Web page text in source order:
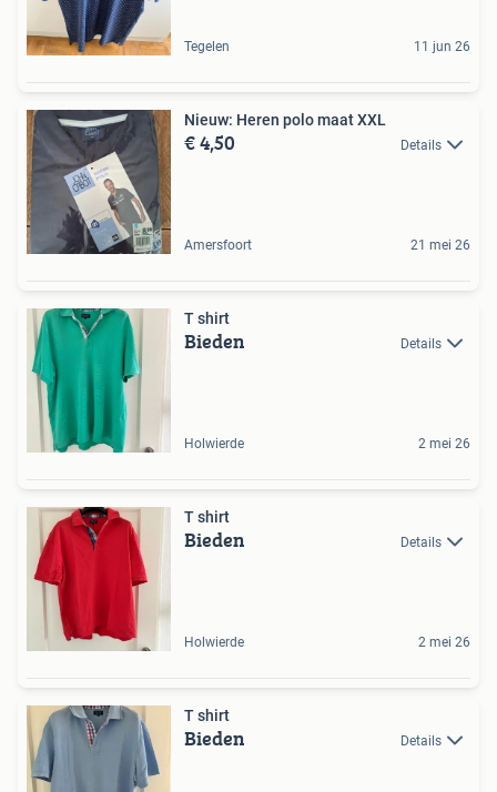
Tegelen 11 jun 26
Nieuw: Heren polo maat XXL
€ 4,50 Details
Amersfoort 21 mei 26
T shirt
Bieden Details
Holwierde 2 mei 26
T shirt
Bieden Details
Holwierde 2 mei 26
T shirt
Bieden Details